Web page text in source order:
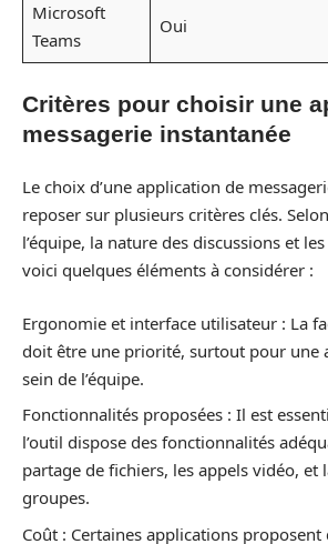
Microsoft
Teams
Oui
Critères pour choisir une
messagerie instantanée
Le choix d’une application de
reposer sur plusieurs critères clés.
l’équipe, la nature des discussions et
voici quelques éléments à considérer :
Ergonomie et interface utilisateur : La
doit être une priorité, surtout pour une
sein de l’équipe.
Fonctionnalités proposées : Il est
l’outil dispose des fonctionnalités
partage de fichiers, les appels vidéo, et
groupes.
Coût : Certaines applications proposent